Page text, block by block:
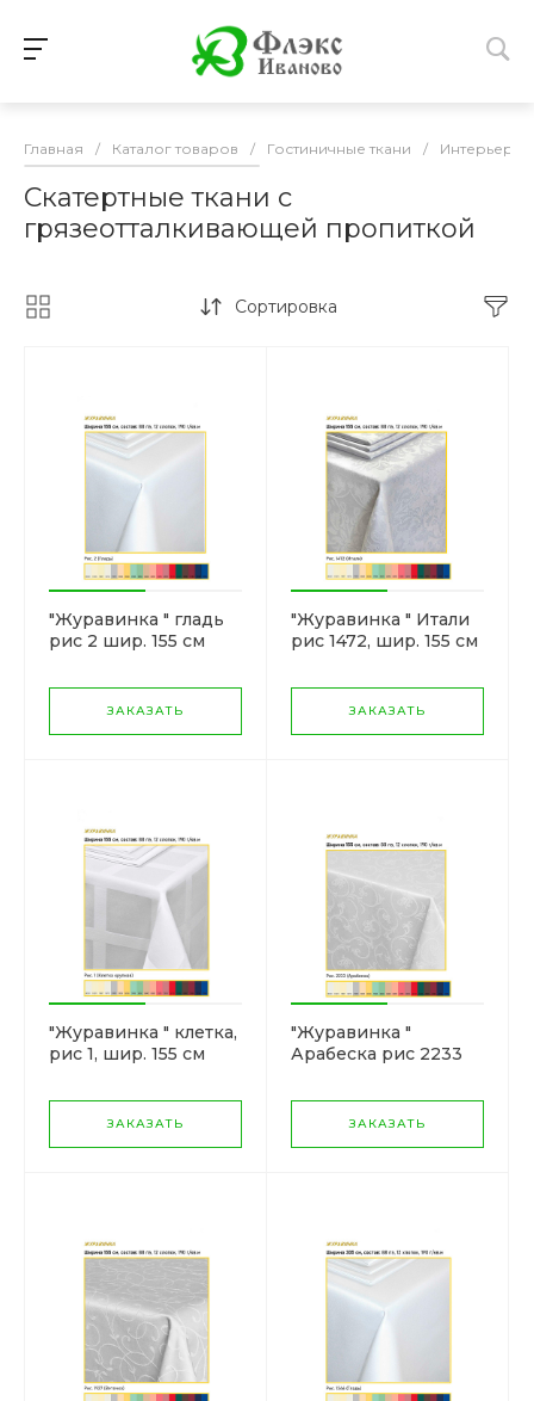
Главная / Каталог товаров / Гостиничные ткани /
Скатертные ткани с
грязеотталкивающей пропиткой
Сортировка
"Журавинка " гладь
рис 2 шир. 155 см
ЗАКАЗАТЬ
"Журавинка " Итали
рис 1472, шир. 155 см
ЗАКАЗАТЬ
"Журавинка " клетка,
рис 1, шир. 155 см
ЗАКАЗАТЬ
"Журавинка "
Арабеска рис 2233
ЗАКАЗАТЬ